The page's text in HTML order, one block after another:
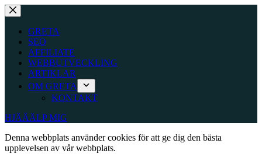
Hoppa
till
innehållGRETA
SEO
AFFILIATE
WEBBUTVECKLING
ARTIKLAR
OM GRETA
KONTAKT
HJÄÄÄLP MIG
Denna webbplats använder cookies för att ge dig den bästa
upplevelsen av vår webbplats.